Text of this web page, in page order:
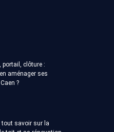
portail, clôture :
aménager ses
?
tout savoir sur la